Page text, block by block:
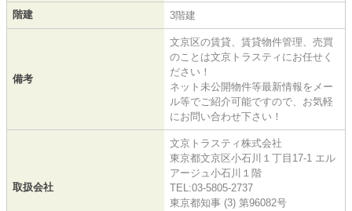
階建 3階建
備考
文京区の賃貸、賃貸物件管理、売買
のことは文京トラスティにお任せく
ださい！
ネット未公開物件等最新情報をメー
ル等でご紹介可能ですので、お気軽
にお問い合わせ下さい！
取扱会社
文京トラスティ株式会社
東京都文京区小石川１丁目17-1 エル
アージュ小石川１階
TEL:03-5805-2737
東京都知事 (3) 第96082号